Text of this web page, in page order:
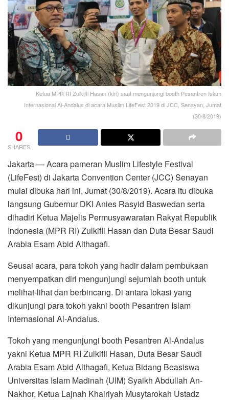
Ketua MPR RI Zulkifli Hasan (kiri) saat mengunjungi booth Pesantren Islam
Internasional Al-Andalus di acara Muslim LifeFest 2019 di JCC, Senayan, Jumat
(30/8/2019)
0
SHARES
Jakarta — Acara pameran Muslim Lifestyle Festival
(LifeFest) di Jakarta Convention Center (JCC) Senayan
mulai dibuka hari ini, Jumat (30/8/2019). Acara itu dibuka
langsung Gubernur DKI Anies Rasyid Baswedan serta
dihadiri Ketua Majelis Permusyawaratan Rakyat Republik
Indonesia (MPR RI) Zulkifli Hasan dan Duta Besar Saudi
Arabia Esam Abid Althagafi.
Seusai acara, para tokoh yang hadir dalam pembukaan
menyempatkan diri mengunjungi sejumlah booth untuk
melihat-lihat dan berbincang. Di antara lokasi yang
dikunjungi para tokoh yakni booth Pesantren Islam
Internasional Al-Andalus.
Tokoh yang mengunjungi booth Pesantren Al-Andalus
yakni Ketua MPR RI Zulkifli Hasan, Duta Besar Saudi
Arabia Esam Abid Althagafi, Ketua Bidang Beasiswa
Universitas Islam Madinah (UIM) Syaikh Abdullah An-
Nakhor, Ketua Lajnah Khairiyah Musytarokah Ustadz